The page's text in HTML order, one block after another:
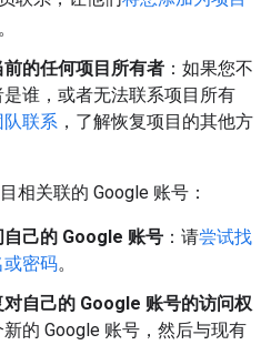
。
的任何项目所有者 ：如果您不
谁，或者无法联系项目所有
队联系 ，了解恢复项目的其他方
相关联的 Google 账号：
己的 Google 账号 ：请尝试找
或密码。
自己的 Google 账号的访问权
新的 Google 账号，然后与现有